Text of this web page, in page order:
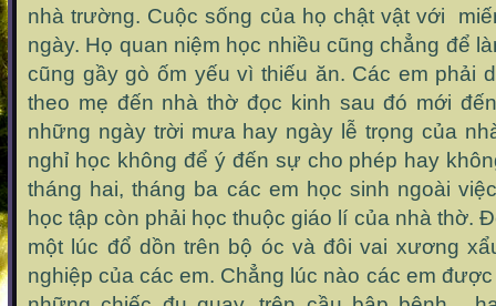
nhà trường. Cuộc sống của họ chật vật với
ngày. Họ quan niệm học nhiều cũng chẳng để
cũng gầy gò ốm yếu vì thiếu ăn. Các em phải
theo mẹ đến nhà thờ đọc kinh sau đó mới
những ngày trời mưa hay ngày lễ trọng của
nghỉ học không để ý đến sự cho phép hay
tháng hai, tháng ba các em học sinh ngoài
học tập còn phải học thuộc giáo lí của nhà thờ.
một lúc đổ dồn trên bộ óc và đôi vai xương
nghiệp của các em. Chẳng lúc nào các em